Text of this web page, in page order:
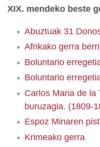
XIX. mendeko beste
Abuztuak 31
Afrikako gerra
Boluntario
Boluntario
Carlos Maria de la
buruzagia. (1809-
Espoz Minaren
Krimeako gerra